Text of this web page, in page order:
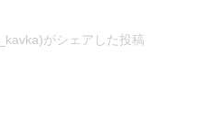
がシェアした投稿